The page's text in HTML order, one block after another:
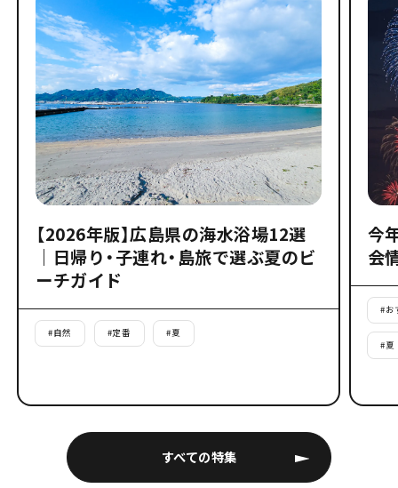
すべての特集
【2026年版】広島県の海水浴場12選
｜日帰り・子連れ・島旅で選ぶ夏のビ
ーチガイド
#自然 #定番 #夏
今
会
#お
#夏